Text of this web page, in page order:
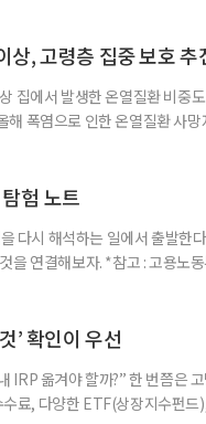
15세 이상 인구에서 차지하는 비
, 고령층 집중 보호 추
집에서 발생한 온열질환 비중
해 폭염으로 인한 온열질환 사
(12.3%)으로 집계됐다. 연령
험 노트
다시 해석하는 일에서 출발한
을 연결해보자. *참고 : 고용노
▷ 그중 내가 직접 해볼 만
’ 확인이 우선
IRP 옮겨야 할까?” 한 번쯤은
료, 다양한 ETF(상장지수펀